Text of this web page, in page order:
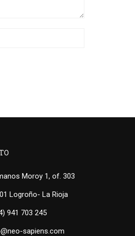
Moroy 1, of. 303
Logroño- La Rioja
941 703 245
sapiens.com